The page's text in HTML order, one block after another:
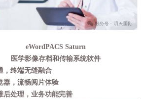
eWordPACS Saturn
医学影像存档和传输系统软件
，终端无缝融合
器，流畅阅片体验
后处理，业务功能完善